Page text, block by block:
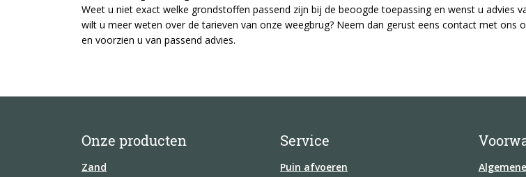
Weet u niet exact welke grondstoffen passend zijn bij de beoogde toepassing en wenst u advies
wilt u meer weten over de tarieven van onze weegbrug? Neem dan gerust eens contact met ons
en voorzien u van passend advies.
Onze producten
Zand
Service
Puin afvoeren